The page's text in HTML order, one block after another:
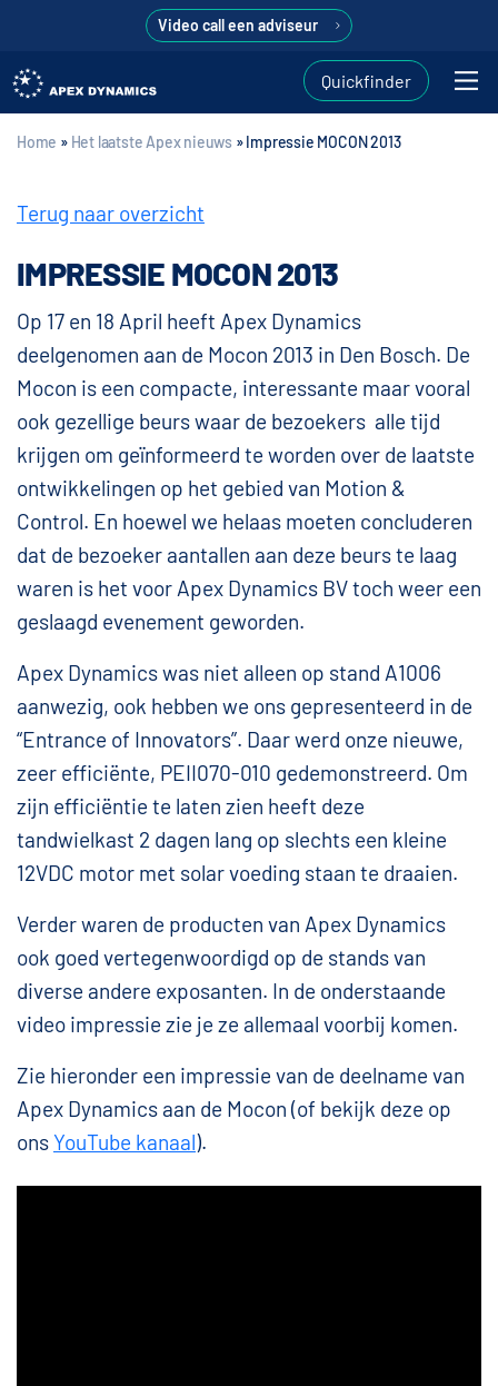
Video call een adviseur
Quickfinder
Home » Het laatste Apex nieuws »Impressie MOCON 2013
Terug naar overzicht
IMPRESSIE MOCON 2013
Op 17 en 18 April heeft Apex Dynamics
deelgenomen aan de Mocon 2013 in Den Bosch. De
Mocon is een compacte, interessante maar vooral
ook gezellige beurs waar de bezoekers alle tijd
krijgen om geïnformeerd te worden over de laatste
ontwikkelingen op het gebied van Motion &
Control. En hoewel we helaas moeten concluderen
dat de bezoeker aantallen aan deze beurs te laag
waren is het voor Apex Dynamics BV toch weer een
geslaagd evenement geworden.
Apex Dynamics was niet alleen op stand A1006
aanwezig, ook hebben we ons gepresenteerd in de
“Entrance of Innovators”. Daar werd onze nieuwe,
zeer efficiënte, PEII070-010 gedemonstreerd. Om
zijn efficiëntie te laten zien heeft deze
tandwielkast 2 dagen lang op slechts een kleine
12VDC motor met solar voeding staan te draaien.
Verder waren de producten van Apex Dynamics
ook goed vertegenwoordigd op de stands van
diverse andere exposanten. In de onderstaande
video impressie zie je ze allemaal voorbij komen.
Zie hieronder een impressie van de deelname van
Apex Dynamics aan de Mocon (of bekijk deze op
onsYouTube kanaal).